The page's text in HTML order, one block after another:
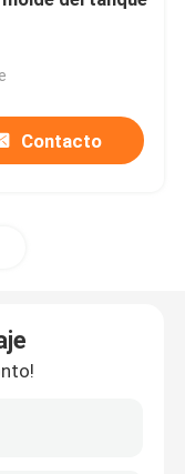
abierta
Contacto